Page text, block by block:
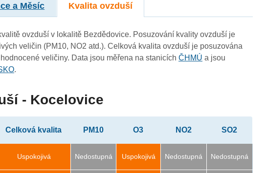
a Měsíc Kvalita ovzduší
ovzduší v lokalitě Bezdědovice. Posuzování kvality ovzduší je
veličin (PM10, NO2 atd.). Celková kvalita ovzduší je posuzována
veličiny. Data jsou měřena na stanicíchČHMÚ a jsou
.
- Kocelovice
Celková kvalita PM10 O3 NO2 SO2
Uspokojivá Nedostupná Uspokojivá Nedostupná Nedostupná